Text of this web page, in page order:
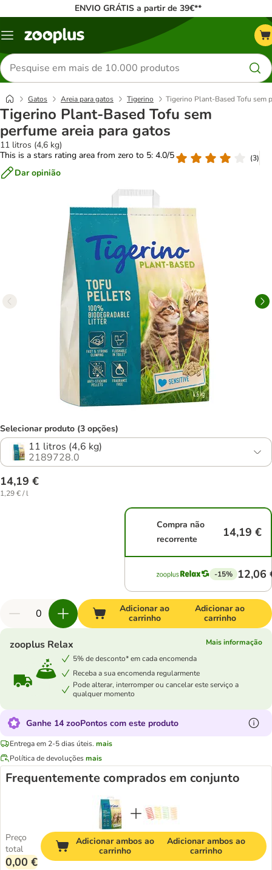
ENVIO GRÁTIS a partir de 39€**
Menu
Pesquisar
produtos
Gatos Areia para gatos Tigerino Tigerino Plant-Based Tofu sem
Tigerino Plant-Based Tofu sem
perfume areia para gatos
11 litros (4,6 kg)
This is a stars rating area from zero to 5: 4.0/5
(3)
Dar opinião
Selecionar produto (3 opções)
11 litros (4,6 kg)
2189728.0
14,19 €
1,29 € / l
Compra não
recorrente
14,19 €
-15% 12,06
Adicionar ao
carrinho
Adicionar ao
carrinho
zooplus Relax
Mais informação
5% de desconto* em cada encomenda
Receba a sua encomenda regularmente
Pode alterar, interromper ou cancelar este serviço a
qualquer momento
Ganhe 14 zooPontos com este produto
Entrega em 2-5 dias úteis. mais
Política de devoluçõesmais
Frequentemente comprados em conjunto
Preço
total
0,00 €
Adicionar ambos ao
carrinho
Adicionar ambos ao
carrinho